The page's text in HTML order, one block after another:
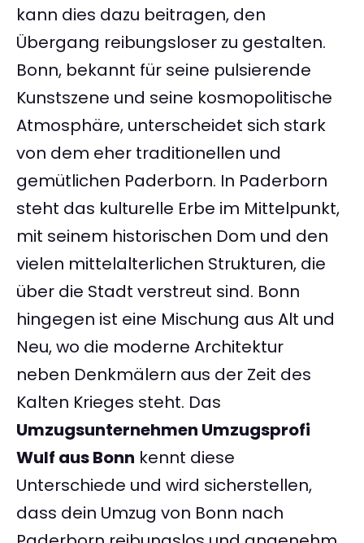
kann dies dazu beitragen, den
Übergang reibungsloser zu gestalten.
Bonn, bekannt für seine pulsierende
Kunstszene und seine kosmopolitische
Atmosphäre, unterscheidet sich stark
von dem eher traditionellen und
gemütlichen Paderborn. In Paderborn
steht das kulturelle Erbe im Mittelpunkt,
mit seinem historischen Dom und den
vielen mittelalterlichen Strukturen, die
über die Stadt verstreut sind. Bonn
hingegen ist eine Mischung aus Alt und
Neu, wo die moderne Architektur
neben Denkmälern aus der Zeit des
Kalten Krieges steht. Das
Umzugsunternehmen Umzugsprofi
Wulf aus Bonn kennt diese
Unterschiede und wird sicherstellen,
dass dein Umzug von Bonn nach